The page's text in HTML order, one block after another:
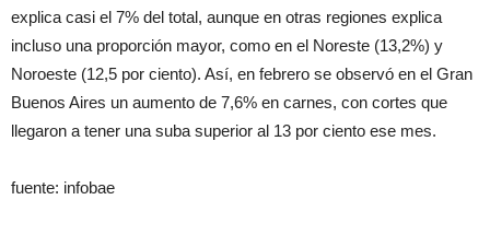
explica casi el 7% del total, aunque en otras regiones explica
incluso una proporción mayor, como en el Noreste (13,2%) y
Noroeste (12,5 por ciento). Así, en febrero se observó en el Gran
Buenos Aires un aumento de 7,6% en carnes, con cortes que
llegaron a tener una suba superior al 13 por ciento ese mes.
fuente: infobae